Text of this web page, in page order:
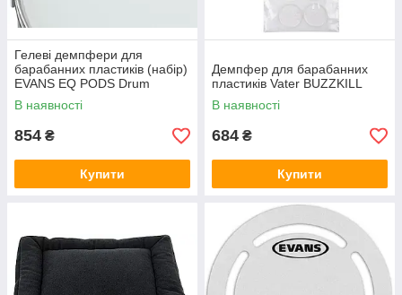
Гелеві демпфери для
барабанних пластиків (набір)
EVANS EQ PODS Drum
Damper Gels
В наявності
854 ₴
Купити
Демпфер для барабанних
пластиків Vater BUZZKILL
В наявності
684 ₴
Купити